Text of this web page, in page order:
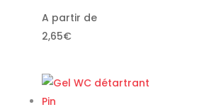
A partir de
2,65€